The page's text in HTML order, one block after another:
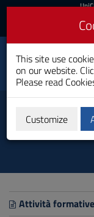
Skip
Content
to
Go
Footer
UniCa
Login
Toggle
navigation PhD
Training
Attività
This site use
on our website.
Please read
Customize